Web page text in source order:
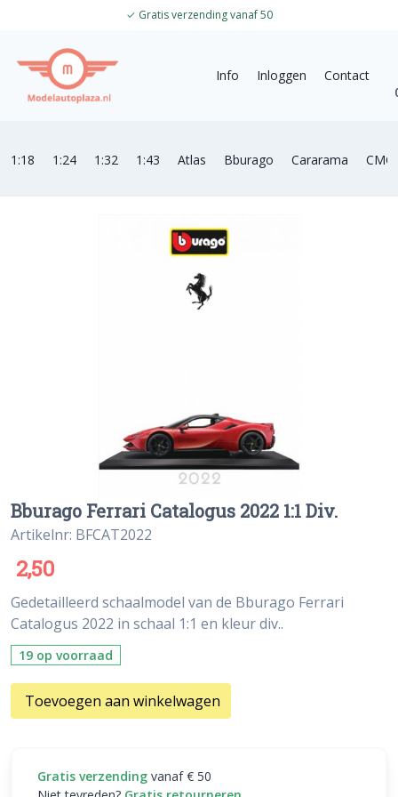
✓ Gratis verzending vanaf 50
Info Inloggen
Contact
1:18 1:24 1:32 1:43 Atlas Bburago Cararama CMC
Bburago Ferrari Catalogus 2022 1:1 Div.
Artikelnr: BFCAT2022
2,50
Gedetailleerd schaalmodel van de Bburago Ferrari
Catalogus 2022 in schaal 1:1 en kleur div..
19 op voorraad
Toevoegen aan winkelwagen
Gratis verzending vanaf € 50